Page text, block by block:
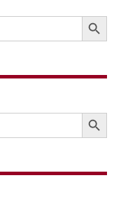
SEARCH
SEARCH